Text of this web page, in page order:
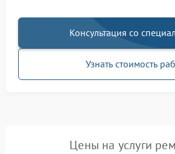
Консультация со
Узнать стоимость
Цены на услуги